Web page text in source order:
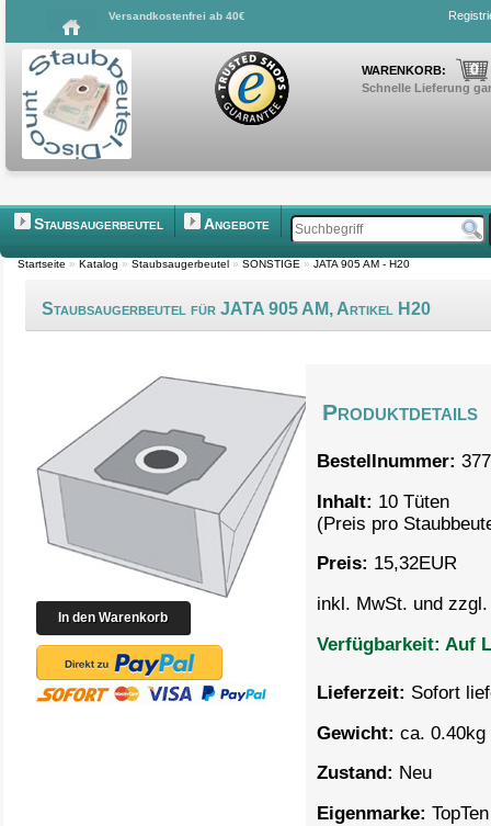
Versandkostenfrei ab 40€
WARENKORB: 0
Schnelle Lieferung
Staubsaugerbeutel Angebote
Startseite » Katalog » Staubsaugerbeutel » SONSTIGE » JATA 905 AM - H20
Staubsaugerbeutel für JATA 905 AM, Artikel H20
Produktdetails
Bestellnummer:
Inhalt: 10 Tüten
(Preis pro
Preis: 15,32EUR
inkl. MwSt. und
Verfügbarkeit: Auf
Lieferzeit: Sofort
Gewicht: ca. 0.40kg
Zustand: Neu
Eigenmarke: TopTen